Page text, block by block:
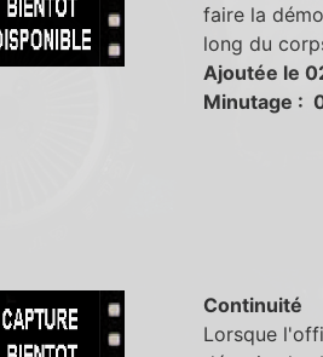
faire la
long du
Ajoutée le
Minutage :
Continuité
Lorsque